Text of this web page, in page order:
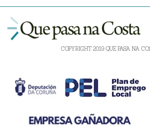
COPYRIGHT 2019 QUE PASA NA